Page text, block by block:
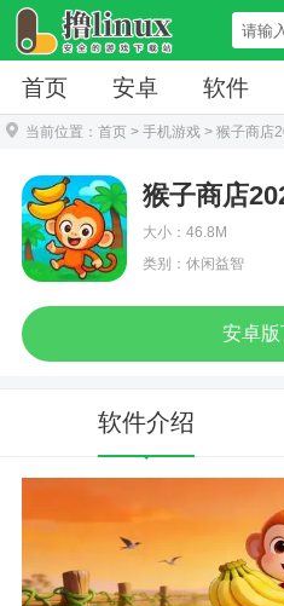
首页 安卓 软件
当前位置： 首页 > 手机游戏 > 猴子商店
猴子商店
大小：46.8M
类别：休闲益智
安卓版
软件介绍